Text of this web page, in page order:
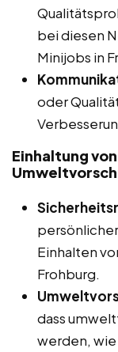
bei diesen
Minijobs in
oder
Einhaltung
persönlicher
Einhalten
Frohburg.
dass
werden,